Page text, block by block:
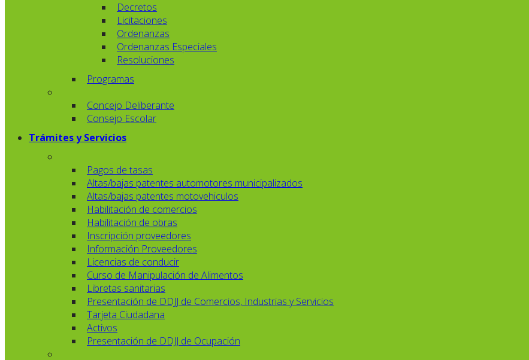
Decretos
Licitaciones
Ordenanzas
Ordenanzas Especiales
Resoluciones
Programas
Concejo Deliberante
Consejo Escolar
Trámites y Servicios
Pagos de tasas
Altas/bajas patentes automotores municipalizados
Altas/bajas patentes motovehiculos
Habilitación de comercios
Habilitación de obras
Inscripción proveedores
Información Proveedores
Licencias de conducir
Curso de Manipulación de Alimentos
Libretas sanitarias
Presentación de DDJJ de Comercios, Industrias y Servicios
Tarjeta Ciudadana
Activos
Presentación de DDJJ de Ocupación